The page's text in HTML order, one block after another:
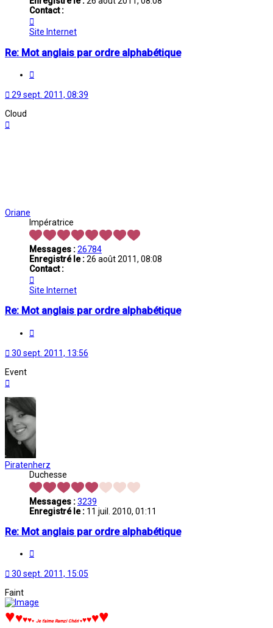
Contact :
Oriane
Site Internet
Re: Mot anglais par ordre alphabétique
29 sept. 2011, 08:39
Cloud
Oriane
Impératrice
Messages :26784
Enregistré le :26 août 2011, 08:08
Contact :
Oriane
Site Internet
Re: Mot anglais par ordre alphabétique
30 sept. 2011, 13:56
Event
Piratenherz
Duchesse
Messages :3239
Enregistré le : 11 juil. 2010, 01:11
Re: Mot anglais par ordre alphabétique
30 sept. 2011, 15:05
Faint
♥♥♥♥♥ Je t'aime Ramzi Chéri♥♥♥♥♥